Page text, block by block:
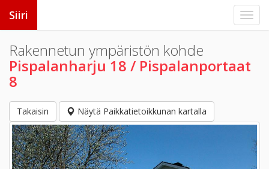
Siiri
Rakennetun ympäristön kohde
Pispalanharju 18 / Pispalanportaat
8
Takaisin Näytä Paikkatietoikkunan kartalla